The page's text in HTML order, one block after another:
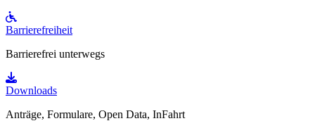
Barrierefreiheit
Barrierefrei unterwegs
Downloads
Anträge, Formulare, Open Data, InFahrt